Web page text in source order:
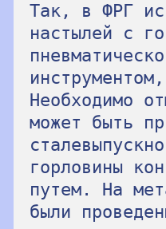
Так, в ФРГ
настылей с
Необходимо
может быть
горловины
путем. На
были